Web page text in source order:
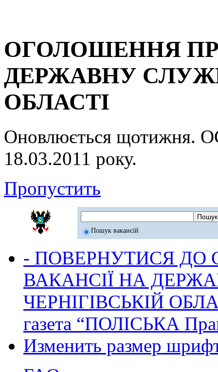
ОГОЛОШЕННЯ
ДЕРЖАВНУ
ОБЛАСТІ
Оновлюється
18.03.2011 року.
Пропустить
Пошук вакансій
- ПОВЕРНУТИСЯ ДО
ВАКАНСІЇ НА
ЧЕРНІГІВСЬКІЙ
газета “ПОЛІСЬКА
Изменить размер